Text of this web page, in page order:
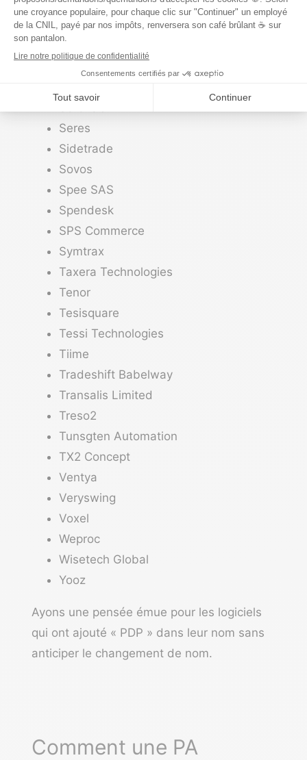
Seeburger
Scribee
Sellsy
Seres
Sidetrade
Sovos
Spee SAS
Spendesk
SPS Commerce
Symtrax
Taxera Technologies
Tenor
Tesisquare
Tessi Technologies
Tiime
Tradeshift Babelway
Transalis Limited
Treso2
Tunsgten Automation
TX2 Concept
Ventya
Veryswing
Voxel
Weproc
Wisetech Global
Yooz
Ayons une pensée émue pour les logiciels
qui ont ajouté « PDP » dans leur nom sans
anticiper le changement de nom.
Comment une PA